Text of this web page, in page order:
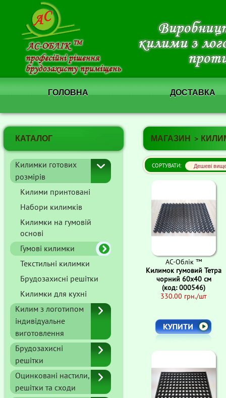
ГОЛОВНА ДОСТАВКА
КАТАЛОГ
Килимки готових
розмірів
Килими принтовані
Набори килимків
Килимки на гумовій
основі
Гумові килимки
Текстильні килимки
Брудозахисні решітки
Килимки для кухні
Килим з логотипом
індивідуальне
виготовлення
Брудозахисні
решітки
Оцинковані настили,
решітки та сходи
МАГАЗИН
СОРТУВАТИ:
АС-Облік ™
Килимок гумовий Тетра
чорний 60х40 см
(код: 000546)
330.00 грн./шт